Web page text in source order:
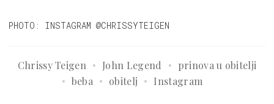
PHOTO: INSTAGRAM @CHRISSYTEIGEN
Chrissy Teigen John Legend
prinova u obitelji
beba
obitelj Instagram